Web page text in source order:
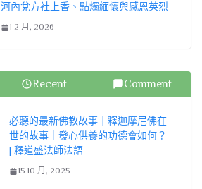
河內兌方社上香、點燭緬懷與感恩英烈
1 2 月, 2026
Recent Comment
必聽的最新佛教故事｜釋迦摩尼佛在
世的故事｜發心供養的功德會如何？
| 釋道盛法師法語
15 10 月, 2025